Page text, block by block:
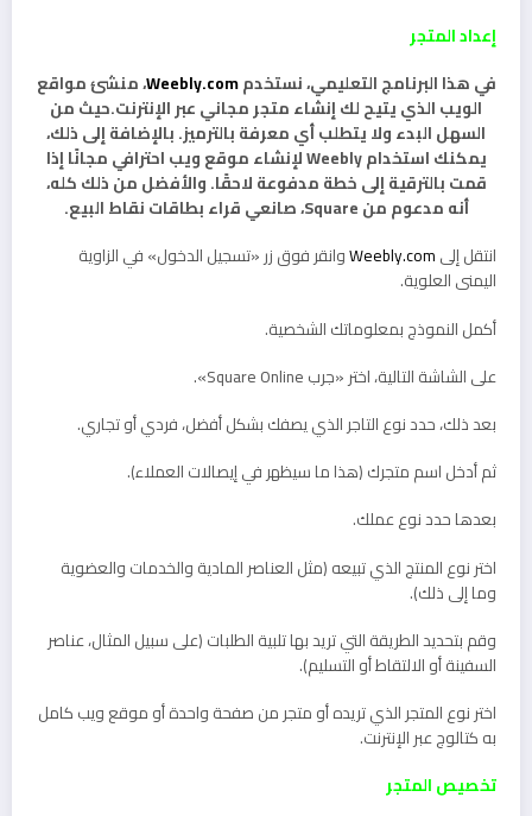
إعداد المتجر
في هذا البرنامج التعليمي، نستخدمWeebly.com، منشئ مواقع
الويب الذي يتيح لك إنشاء متجر مجاني عبر الإنترنت.حيث من
السهل البدء ولا يتطلب أي معرفة بالترميز. بالإضافة إلى ذلك،
يمكنك استخدام Weebly لإنشاء موقع ويب احترافي مجانًا إذا
قمت بالترقية إلى خطة مدفوعة لاحقًا. والأفضل من ذلك كله،
أنه مدعوم من Square، صانعي قراء بطاقات نقاط البيع.
انتقل إلىWeebly.comوانقر فوق زر «تسجيل الدخول» في الزاوية
اليمنى العلوية.
أكمل النموذج بمعلوماتك الشخصية.
على الشاشة التالية، اختر «جرب Square Online».
بعد ذلك، حدد نوع التاجر الذي يصفك بشكل أفضل، فردي أو تجاري.
ثم أدخل اسم متجرك (هذا ما سيظهر في إيصالات العملاء).
بعدها حدد نوع عملك.
اختر نوع المنتج الذي تبيعه (مثل العناصر المادية والخدمات والعضوية
وما إلى ذلك).
وقم بتحديد الطريقة التي تريد بها تلبية الطلبات (على سبيل المثال، عناصر
السفينة أو الالتقاط أو التسليم).
اختر نوع المتجر الذي تريده أو متجر من صفحة واحدة أو موقع ويب كامل
به كتالوج عبر الإنترنت.
تخصيص المتجر